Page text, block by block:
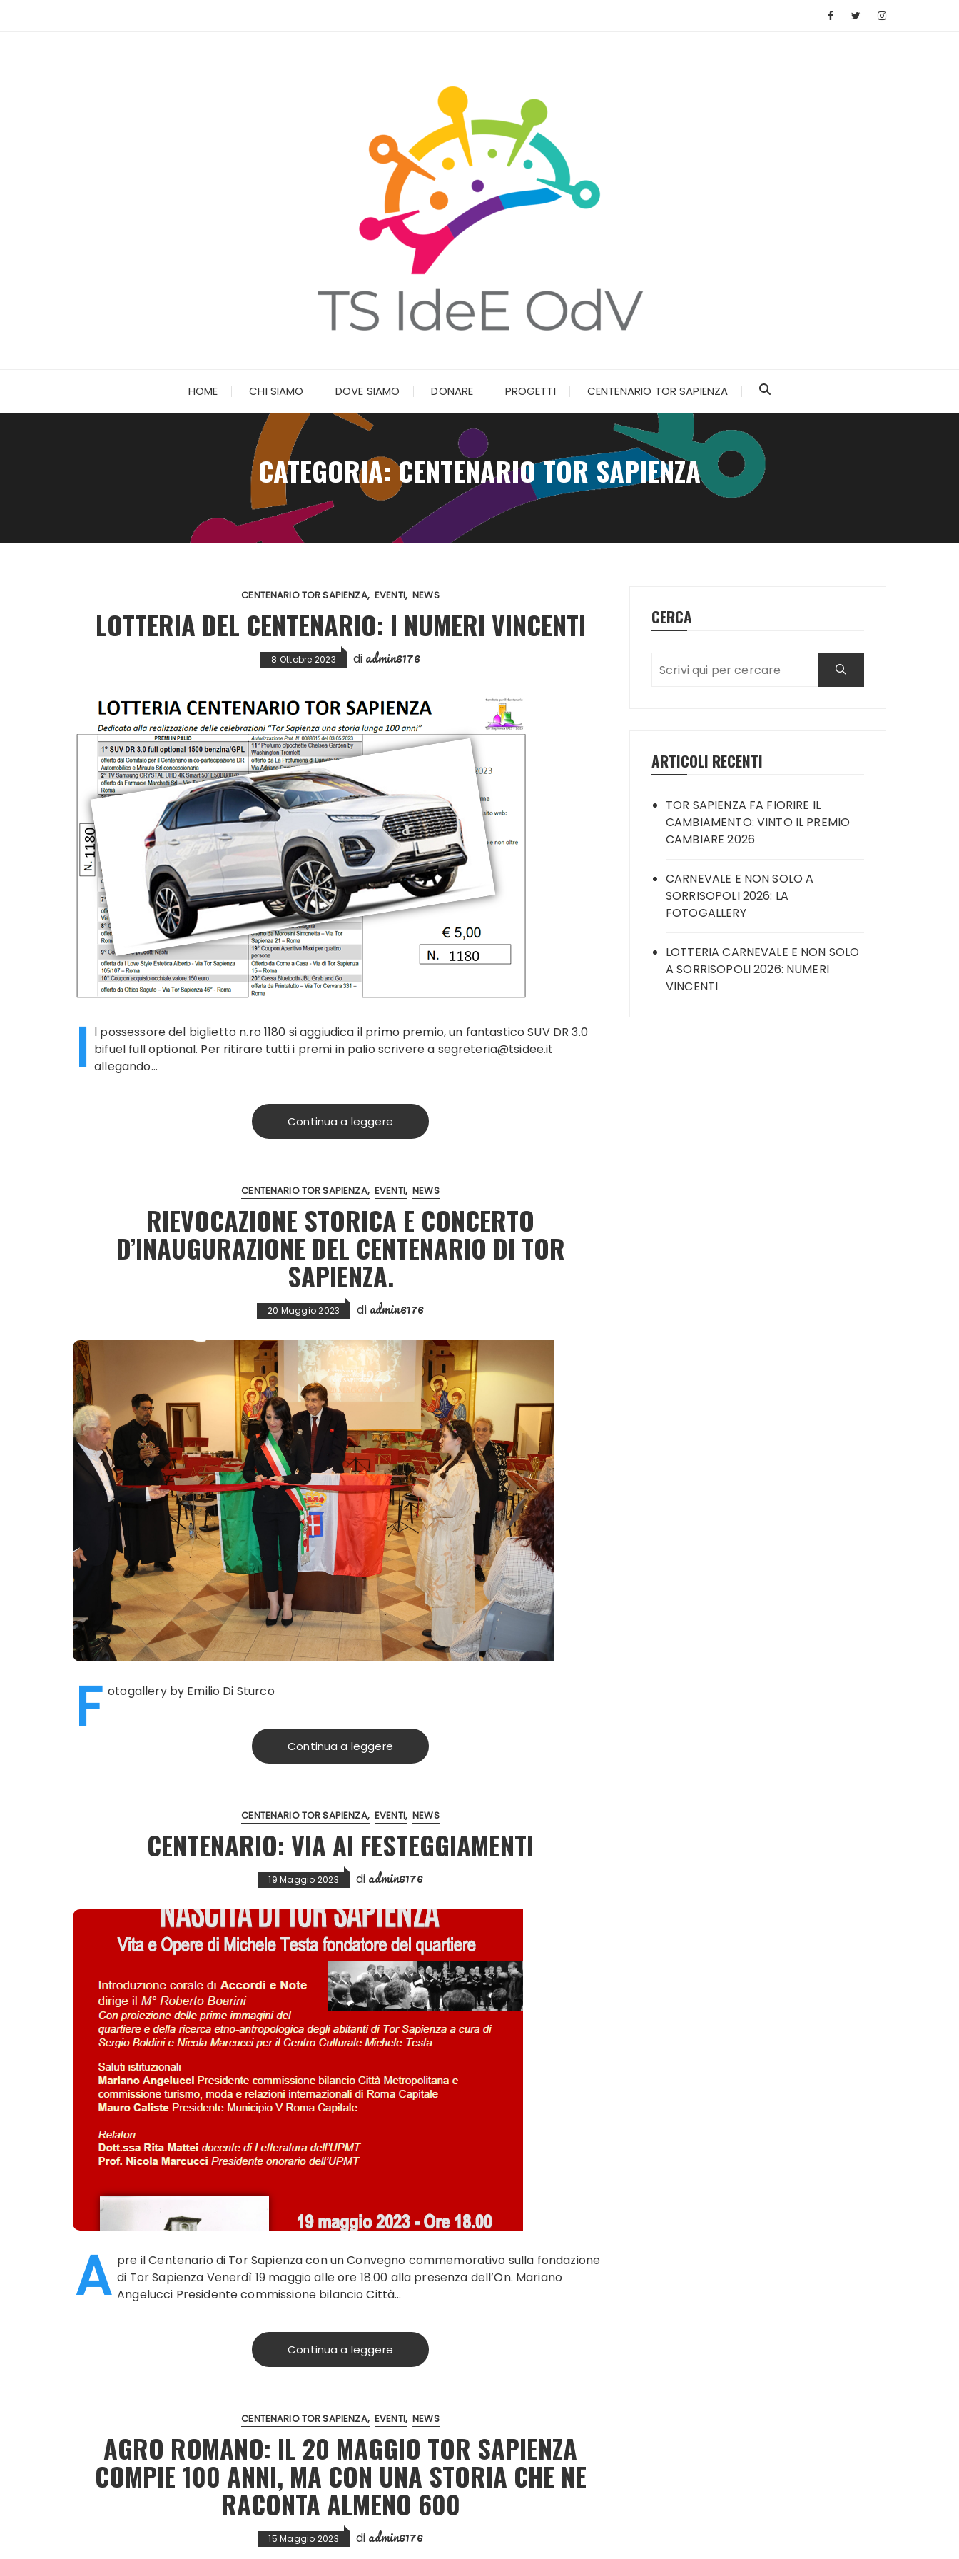
HOME CHI SIAMO DOVE SIAMO DONARE PROGETTI CENTENARIO TOR SAPIENZA
CATEGORIA:CENTENARIO TOR SAPIENZA
CENTENARIO TOR SAPIENZA EVENTI NEWS
LOTTERIA DEL CENTENARIO: I NUMERI VINCENTI
8 Ottobre 2023 di admin6176
I l possessore del biglietto n.ro 1180 si aggiudica il primo premio, un fantastico SUV DR 3.0
bifuel full optional. Per ritirare tutti i premi in palio scrivere a segreteria@tsidee.it
allegando…
Continua a leggere
CENTENARIO TOR SAPIENZA EVENTI NEWS
RIEVOCAZIONE STORICA E CONCERTO
D’INAUGURAZIONE DEL CENTENARIO DI TOR
SAPIENZA.
20 Maggio 2023 di admin6176
F otogallery by Emilio Di Sturco
Continua a leggere
CENTENARIO TOR SAPIENZA EVENTI NEWS
CENTENARIO: VIA AI FESTEGGIAMENTI
19 Maggio 2023 di admin6176
A pre il Centenario di Tor Sapienza con un Convegno commemorativo sulla fondazione
di Tor Sapienza Venerdì 19 maggio alle ore 18.00 alla presenza dell’On. Mariano
Angelucci Presidente commissione bilancio Città…
Continua a leggere
CENTENARIO TOR SAPIENZA EVENTI NEWS
AGRO ROMANO: IL 20 MAGGIO TOR SAPIENZA
COMPIE 100 ANNI, MA CON UNA STORIA CHE NE
RACONTA ALMENO 600
15 Maggio 2023 di admin6176
CERCA
ARTICOLI RECENTI
TOR SAPIENZA FA FIORIRE IL
CAMBIAMENTO: VINTO IL PREMIO
CAMBIARE 2026
CARNEVALE E NON SOLO A
SORRISOPOLI 2026: LA
FOTOGALLERY
LOTTERIA CARNEVALE E NON SOLO
A SORRISOPOLI 2026: NUMERI
VINCENTI